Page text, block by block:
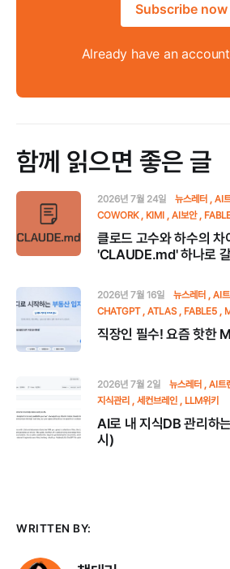
Subscribe now
Already have an
함께 읽으면 좋은 글
2026년 7월 24일 뉴스레터 AI
COWORK
KIMI AI보안
클로드 고수와 하수의 차
'CLAUDE.md' 하나로
2026년 7월 16일 뉴스레터 AI
CHATGPT
ATLAS FABLE5
직장인 필수! 요즘 핫한
2026년 7월 2일 뉴스레터 AI트
지식관리
세컨브레인 LLM위키
AI로 내 지식DB 관리하
시)
WRITTEN BY: